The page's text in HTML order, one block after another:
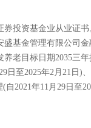
券投资基金业从业证
盛基金管理有限公司
老目标日期2035三
日至2025年2月21日)
自2021年11月29日至